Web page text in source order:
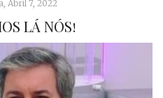
Abril 7, 2022
LÁ NÓS!